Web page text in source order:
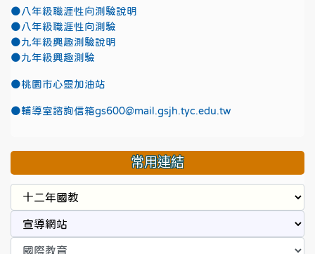
●八年級職涯性向測驗說明
●八年級職涯性向測驗
●九年級興趣測驗說明
●九年級興趣測驗
●桃園市心靈加油站
●輔導室諮詢信箱gs600@mail.gsjh.tyc.edu.tw
常用連結